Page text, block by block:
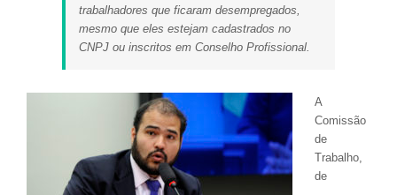
trabalhadores que ficaram desempregados,
mesmo que eles estejam cadastrados no
CNPJ ou inscritos em Conselho Profissional.
A
Comissão
de
Trabalho,
de